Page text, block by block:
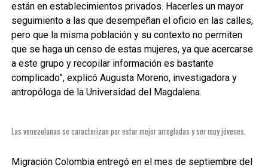
están en establecimientos privados. Hacerles un mayor
seguimiento a las que desempeñan el oficio en las calles,
pero que la misma población y su contexto no permiten
que se haga un censo de estas mujeres, ya que acercarse
a este grupo y recopilar información es bastante
complicado”, explicó Augusta Moreno, investigadora y
antropóloga de la Universidad del Magdalena.
Las venezolanas se caracterizan por estar mejor arregladas y ser muy jóvenes.
Migración Colombia entregó en el mes de septiembre del